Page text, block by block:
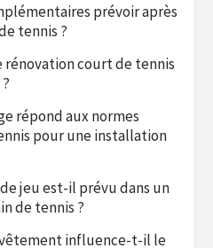
prévoir après
tennis ?
court de tennis
répond aux normes
pour une installation
jeu est-il prévu dans un
de tennis ?
influence-t-il le